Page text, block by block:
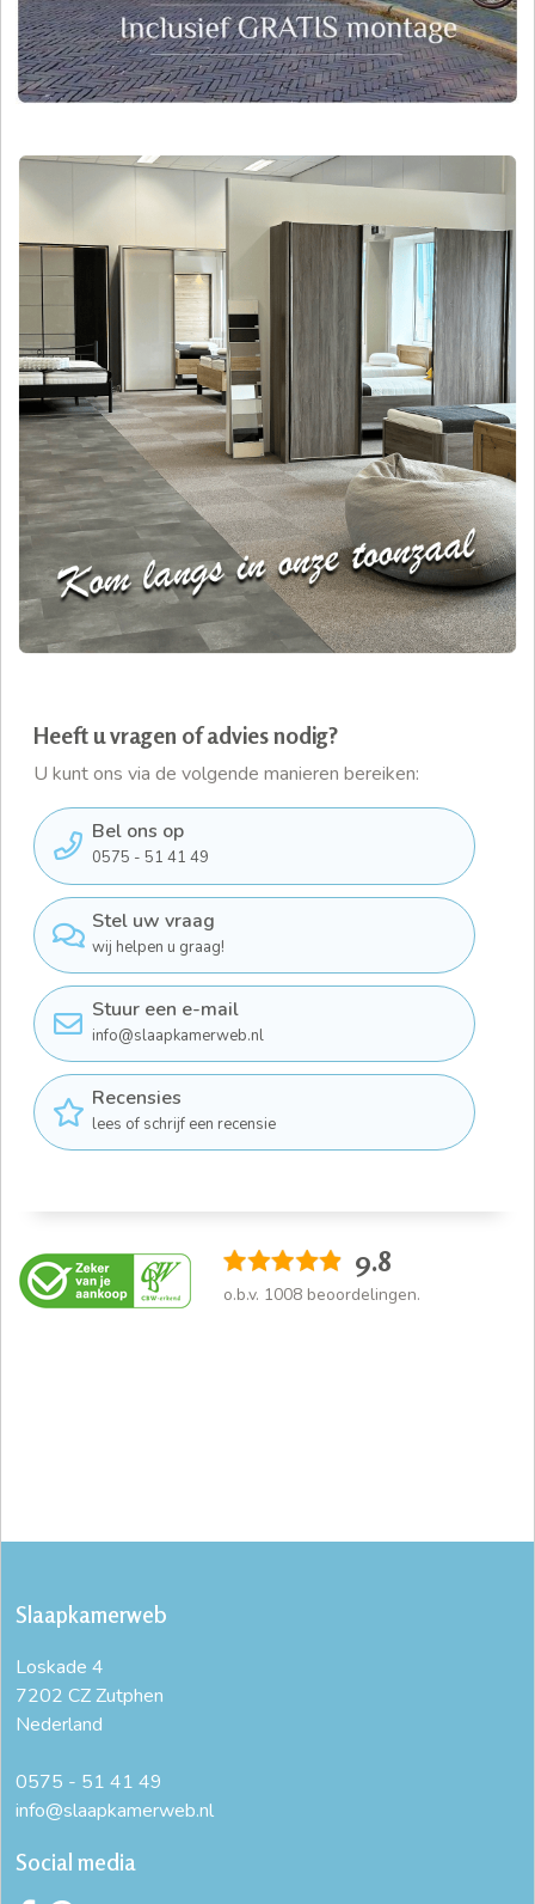
Heeft u vragen of advies nodig?
U kunt ons via de volgende manieren bereiken:
Bel ons op
0575 - 51 41 49
Stel uw vraag
wij helpen u graag!
Stuur een e-mail
info@slaapkamerweb.nl
Recensies
lees of schrijf een recensie
9.8
o.b.v. 1008 beoordelingen.
Slaapkamerweb
Loskade 4
7202 CZ Zutphen
Nederland
0575 - 51 41 49
info@slaapkamerweb.nl
Social media